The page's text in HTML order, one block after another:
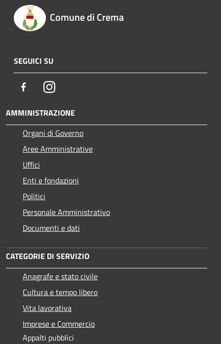
Comune di Crema
SEGUICI SU
FacebookInstagram
AMMINISTRAZIONE
Organi di Governo
Aree Amministrative
Uffici
Enti e fondazioni
Politici
Personale Amministrativo
Documenti e dati
CATEGORIE DI SERVIZIO
Anagrafe e stato civile
Cultura e tempo libero
Vita lavorativa
Imprese e Commercio
Appalti pubblici